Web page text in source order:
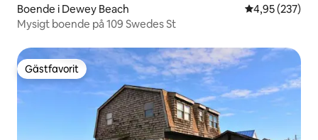
Boende i Dewey Beach 4,95 av 5 i
4,95 (237)
Mysigt boende på 109 Swedes St
Gästfavorit
Gästfavorit